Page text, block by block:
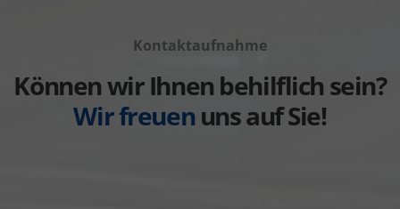
anzeigen
Kontaktaufnahme
Können wir Ihnen behilflich sein?
Wir freuenuns auf Sie!